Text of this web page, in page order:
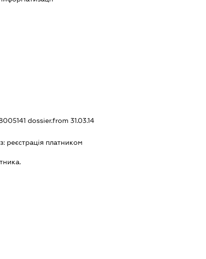
dossier.from 31.03.14
реєстрацiя платником